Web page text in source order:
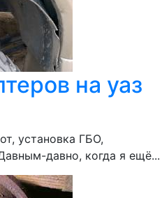
на уаз
установка ГБО,
давно, когда я ещё...